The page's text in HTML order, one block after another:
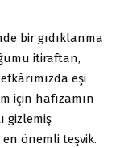
bir gıdıklanma
itiraftan,
eşi
için hafızamın
gizlemiş
önemli teşvik.